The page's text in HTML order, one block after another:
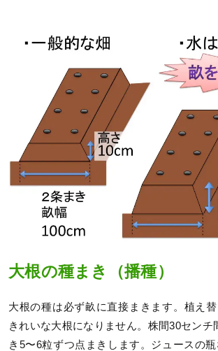
大根の種まき（播種）
大根の種は必ず畝に直接まきます。植え
きれいな大根になりません。株間30センチ
き5〜6粒ずつ点まきします。ジュースの